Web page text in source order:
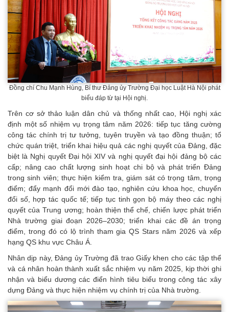
Đồng chí Chu Mạnh Hùng, Bí thư Đảng ủy Trường Đại học Luật Hà Nội phát
biểu đáp từ tại Hội nghị.
Trên cơ sở thảo luận dân chủ và thống nhất cao, Hội nghị xác
định một số nhiệm vụ trọng tâm năm 2026: tiếp tục tăng cường
công tác chính trị tư tưởng, tuyên truyền và tạo đồng thuận; tổ
chức quán triệt, triển khai hiệu quả các nghị quyết của Đảng, đặc
biệt là Nghị quyết Đại hội XIV và nghị quyết đại hội đảng bộ các
cấp; nâng cao chất lượng sinh hoạt chi bộ và phát triển Đảng
trong sinh viên; thực hiện kiểm tra, giám sát có trọng tâm, trọng
điểm; đẩy mạnh đổi mới đào tạo, nghiên cứu khoa học, chuyển
đổi số, hợp tác quốc tế; tiếp tục tinh gọn bộ máy theo các nghị
quyết của Trung ương; hoàn thiện thể chế, chiến lược phát triển
Nhà trường giai đoạn 2026–2030; triển khai các đề án trọng
điểm, trong đó có lộ trình tham gia QS Stars năm 2026 và xếp
hạng QS khu vực Châu Á.
Nhân dịp này, Đảng ủy Trường đã trao Giấy khen cho các tập thể
và cá nhân hoàn thành xuất sắc nhiệm vụ năm 2025, kịp thời ghi
nhận và biểu dương các điển hình tiêu biểu trong công tác xây
dựng Đảng và thực hiện nhiệm vụ chính trị của Nhà trường.